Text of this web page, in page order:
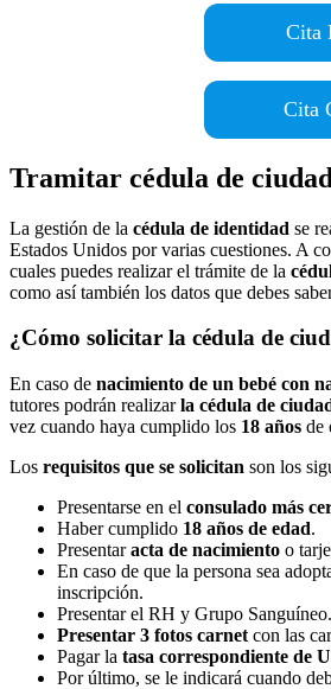
Cita
Cita
Tramitar cédula de
La gestión de la cédula de identidad se
Estados Unidos por varias cuestiones. A
cuales puedes realizar el trámite de la
como así también los datos que debes
¿Cómo solicitar la cédula de
En caso de nacimiento de un bebé con
tutores podrán realizarla cédula de
vez cuando haya cumplido los 18 años de
Los requisitos que se solicitan son los
Presentarse en el consulado más
Haber cumplido 18 años de edad.
Presentaracta de nacimiento o
En caso de que la persona sea
inscripción.
Presentar el RH y Grupo Sanguíneo.
Presentar 3 fotos carnet con las
Pagar la tasa correspondiente de
Por último, se le indicará cuando